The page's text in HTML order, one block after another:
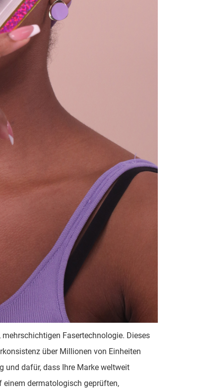
Fasertechnologie. Dieses
über Millionen von Einheiten
und dafür, dass Ihre Marke weltweit
einem dermatologisch geprüften,